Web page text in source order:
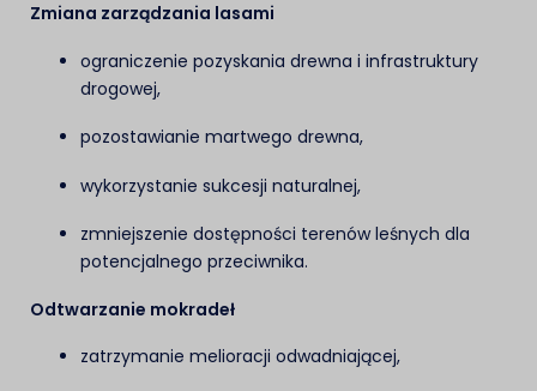
Zmiana zarządzania lasami
ograniczenie pozyskania drewna i infrastruktury
drogowej,
pozostawianie martwego drewna,
wykorzystanie sukcesji naturalnej,
zmniejszenie dostępności terenów leśnych dla
potencjalnego przeciwnika.
Odtwarzanie mokradeł
zatrzymanie melioracji odwadniającej,